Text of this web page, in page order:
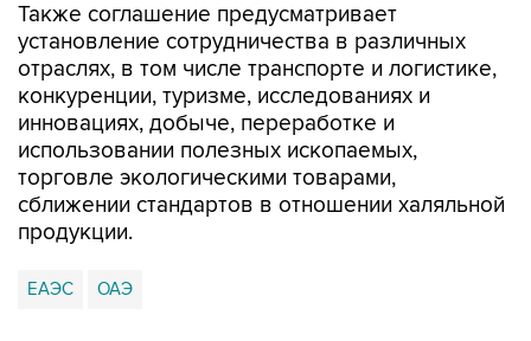
Также соглашение предусматривает
установление сотрудничества в различных
отраслях, в том числе транспорте и логистике,
конкуренции, туризме, исследованиях и
инновациях, добыче, переработке и
использовании полезных ископаемых,
торговле экологическими товарами,
сближении стандартов в отношении халяльной
продукции.
ЕАЭС ОАЭ